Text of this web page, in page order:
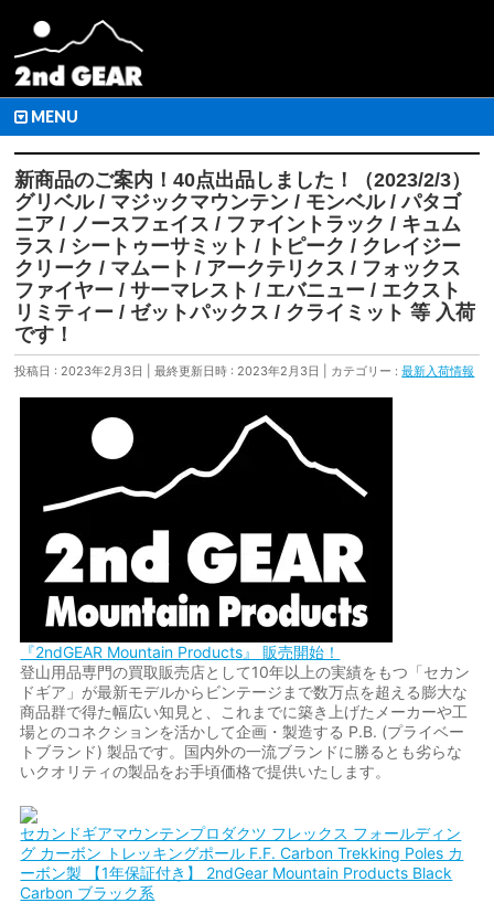
MENU
新商品のご案内！40点出品しました！（2023/2/3）
グリベル / マジックマウンテン / モンベル / パタゴ
ニア / ノースフェイス / ファイントラック / キュム
ラス / シートゥーサミット / トピーク / クレイジー
クリーク / マムート / アークテリクス / フォックス
ファイヤー / サーマレスト / エバニュー / エクスト
リミティー / ゼットパックス / クライミット 等 入荷
です！
投稿日 : 2023年2月3日 最終更新日時 : 2023年2月3日 カテゴリー :最新入荷情報
『2ndGEAR Mountain Products』 販売開始！
登山用品専門の買取販売店として10年以上の実績をもつ「セカン
ドギア」が最新モデルからビンテージまで数万点を超える膨大な
商品群で得た幅広い知見と、これまでに築き上げたメーカーや工
場とのコネクションを活かして企画・製造する P.B. (プライベー
トブランド) 製品です。国内外の一流ブランドに勝るとも劣らな
いクオリティの製品をお手頃価格で提供いたします。
セカンドギアマウンテンプロダクツ フレックス フォールディン
グ カーボン トレッキングポール F.F. Carbon Trekking Poles カ
ーボン製 【1年保証付き】 2ndGear Mountain Products Black
Carbon ブラック系